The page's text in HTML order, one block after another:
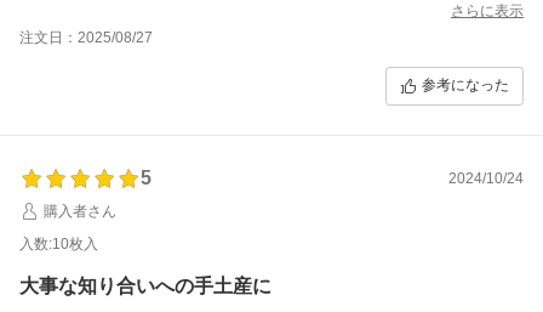
さらに表示
注文日：2025/08/27
参考になった
5
2024/10/24
購入者さん
入数:10枚入
大事な知り合いへの手土産に